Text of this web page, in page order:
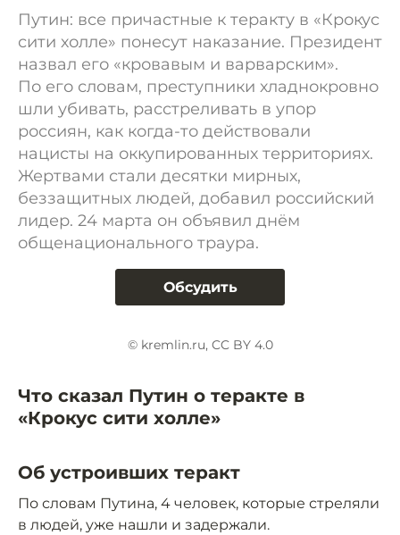
Путин: все причастные к теракту в «Крокус
сити холле» понесут наказание. Президент
назвал его «кровавым и варварским».
По его словам, преступники хладнокровно
шли убивать, расстреливать в упор
россиян, как когда-то действовали
нацисты на оккупированных территориях.
Жертвами стали десятки мирных,
беззащитных людей, добавил российский
лидер. 24 марта он объявил днём
общенационального траура.
Обсудить
© kremlin.ru, CC BY 4.0
Что сказал Путин о теракте в
«Крокус сити холле»
Об устроивших теракт
По словам Путина, 4 человек, которые стреляли
в людей, уже нашли и задержали.